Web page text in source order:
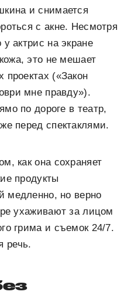
и снимается
с акне. Несмотря
актрис на экране
это не мешает
проектах («Закон
мне правду»).
по дороге в театр,
перед спектаклями.
как она сохраняет
продукты
медленно, но верно
ухаживают за лицом
грима и съемок 24/7.
речь.